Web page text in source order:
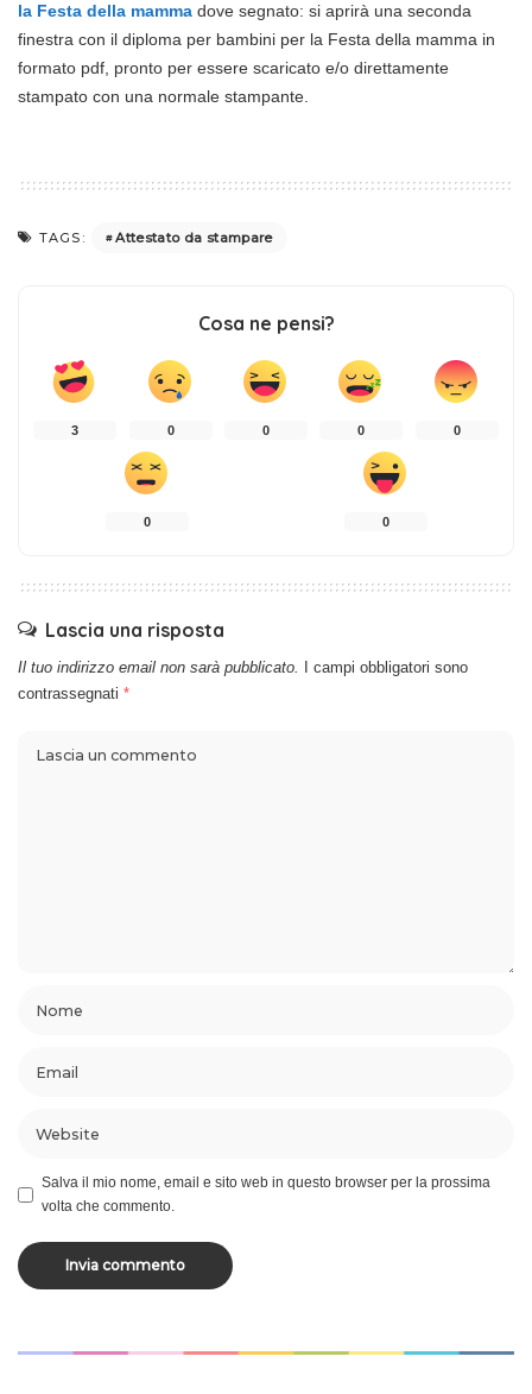
la Festa della mamma dove segnato: si aprirà una seconda
finestra con il diploma per bambini per la Festa della mamma in
formato pdf, pronto per essere scaricato e/o direttamente
stampato con una normale stampante.
TAGS: Attestato da stampare
Cosa ne pensi?
3 0 0 0 0
0 0
Lascia una risposta
Il tuo indirizzo email non sarà pubblicato.
I campi obbligatori sono
contrassegnati *
Salva il mio nome, email e sito web in questo browser per la prossima
volta che commento.